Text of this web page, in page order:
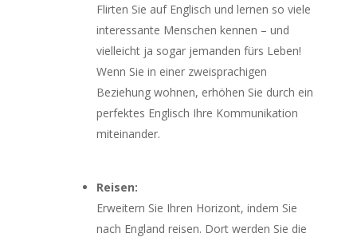
Flirten Sie auf Englisch und lernen so viele
interessante Menschen kennen – und
vielleicht ja sogar jemanden fürs Leben!
Wenn Sie in einer zweisprachigen
Beziehung wohnen, erhöhen Sie durch ein
perfektes Englisch Ihre Kommunikation
miteinander.
Reisen:
Erweitern Sie Ihren Horizont, indem Sie
nach England reisen. Dort werden Sie die